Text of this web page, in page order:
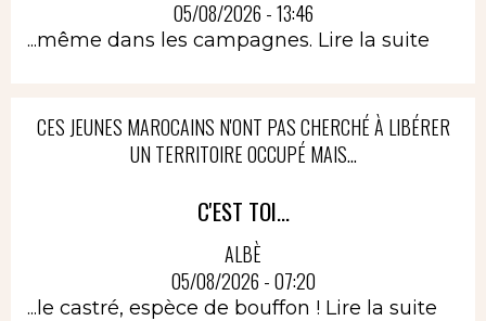
05/08/2026 - 13:46
...même dans les campagnes. Lire la suite
CES JEUNES MAROCAINS N'ONT PAS CHERCHÉ À LIBÉRER
UN TERRITOIRE OCCUPÉ MAIS...
C'EST TOI...
ALBÈ
05/08/2026 - 07:20
...le castré, espèce de bouffon ! Lire la suite